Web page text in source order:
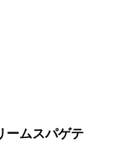
ームスパゲテ